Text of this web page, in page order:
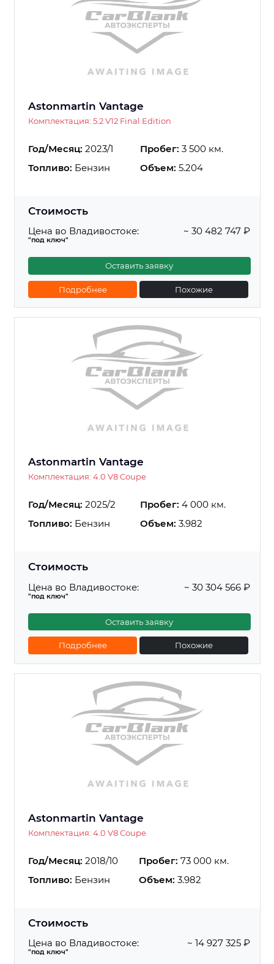
Astonmartin Vantage
Комплектация: 5.2 V12 Final Edition
Год/Месяц: 2023/1 Пробег: 3 500 км.
Топливо: Бензин Объем: 5.204
Стоимость
Цена во Владивостоке:
"под ключ"
~ 30 482 747 ₽
Оставить заявку
Подробнее Похожие
Astonmartin Vantage
Комплектация: 4.0 V8 Coupe
Год/Месяц: 2025/2 Пробег: 4 000 км.
Топливо: Бензин Объем: 3.982
Стоимость
Цена во Владивостоке:
"под ключ"
~ 30 304 566 ₽
Оставить заявку
Подробнее Похожие
Astonmartin Vantage
Комплектация: 4.0 V8 Coupe
Год/Месяц: 2018/10 Пробег: 73 000 км.
Топливо: Бензин Объем: 3.982
Стоимость
Цена во Владивостоке:
"под ключ"
~ 14 927 325 ₽